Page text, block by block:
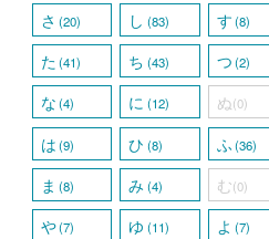
さ (20) し (83) す (8)
た(41) ち (43) つ (2)
な(4) に (12) ぬ(0)
は(9) ひ (8) ふ (36)
ま (8) み(4) む(0)
や(7) ゆ (11) よ (7)